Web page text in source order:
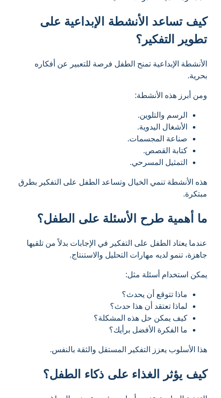
كيف تساعد الأنشطة الإبداعية على
تطوير التفكير؟
الأنشطة الإبداعية تمنح الطفل فرصة للتعبير عن أفكاره
بحرية.
ومن أبرز هذه الأنشطة:
الرسم والتلوين.
الأشغال اليدوية.
صناعة المجسمات.
كتابة القصص.
التمثيل المسرحي.
هذه الأنشطة تنمي الخيال وتساعد الطفل على التفكير بطرق
مبتكرة.
ما أهمية طرح الأسئلة على الطفل؟
عندما يعتاد الطفل على التفكير في الإجابات بدلاً من تلقيها
جاهزة، تنمو لديه مهارات التحليل والاستنتاج.
يمكن استخدام أسئلة مثل:
ماذا تتوقع أن يحدث؟
لماذا تعتقد أن هذا حدث؟
كيف يمكن حل هذه المشكلة؟
ما الفكرة الأفضل برأيك؟
هذا الأسلوب يعزز التفكير المستقل والثقة بالنفس.
كيف يؤثر الغذاء على ذكاء الطفل؟